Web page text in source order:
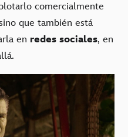
comercialmente
que también está
en redes sociales, en